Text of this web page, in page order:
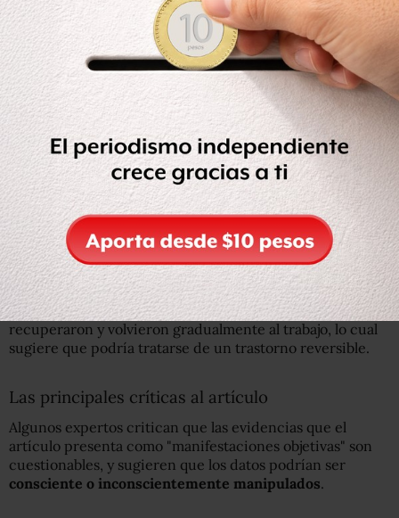
Tampoco se sabe si los pacientes sufrieron
simultáneamente los síntomas, durante cuánto tiempo, ni
cómo fueron "identificados" por el departamento de
Estado.
Asimismo desconocemos cuán grande es la comunidad
del personal diplomático estadounidense en La Habana,
que incluye a los familiares de los diplomáticos, como
para valorar el peso de estas cifras.
Como referencia, Stone apunta que no sería difícil
encontrar a 24 personas con esta gama de síntomas en
un grupo de 500 personas.
Por otro lado el artículo dice que algunos pacientes se
recuperaron y volvieron gradualmente al trabajo, lo cual
sugiere que podría tratarse de un trastorno reversible.
Las principales críticas al artículo
Algunos expertos critican que las evidencias que el
artículo presenta como "manifestaciones objetivas" son
cuestionables, y sugieren que los datos podrían ser
consciente o inconscientemente manipulados.